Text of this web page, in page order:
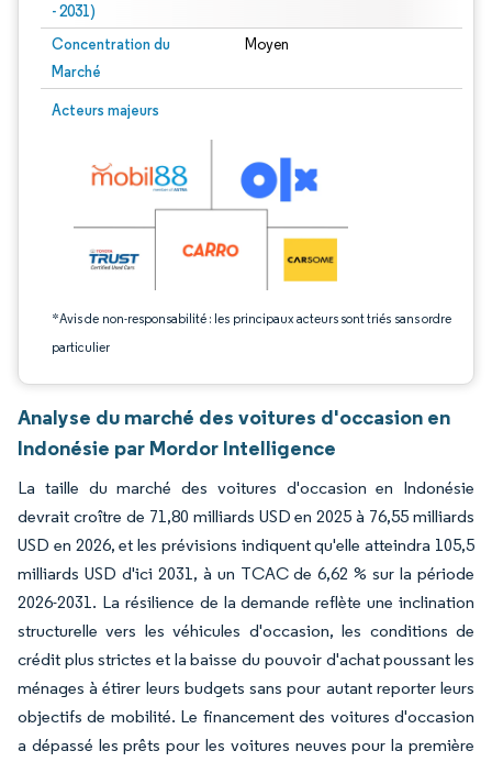
- 2031)
Concentration du
Marché
Moyen
Acteurs majeurs
*Avis de non-responsabilité : les principaux acteurs sont triés sans ordre
particulier
Image © Mordor Intelligence. La réutilisation nécessite une attribution sous CC
Analyse du marché des voitures d'occasion en
Indonésie par Mordor Intelligence
La taille du marché des voitures d'occasion en Indonésie
devrait croître de 71,80 milliards USD en 2025 à 76,55 milliards
USD en 2026, et les prévisions indiquent qu'elle atteindra 105,5
milliards USD d'ici 2031, à un TCAC de 6,62 % sur la période
2026-2031. La résilience de la demande reflète une inclination
structurelle vers les véhicules d'occasion, les conditions de
crédit plus strictes et la baisse du pouvoir d'achat poussant les
ménages à étirer leurs budgets sans pour autant reporter leurs
objectifs de mobilité. Le financement des voitures d'occasion
a dépassé les prêts pour les voitures neuves pour la première